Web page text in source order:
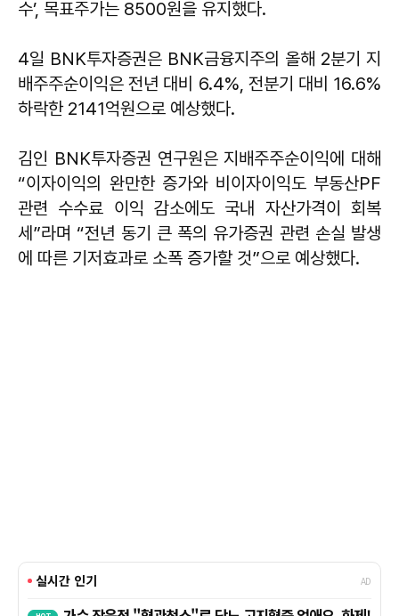
수’, 목표주가는 8500원을 유지했다.
4일 BNK투자증권은 BNK금융지주의 올해 2분기 지
배주주순이익은 전년 대비 6.4%, 전분기 대비 16.6%
하락한 2141억원으로 예상했다.
김인 BNK투자증권 연구원은 지배주주순이익에 대해
“이자이익의 완만한 증가와 비이자이익도 부동산PF
관련 수수료 이익 감소에도 국내 자산가격이 회복
세”라며 “전년 동기 큰 폭의 유가증권 관련 손실 발생
에 따른 기저효과로 소폭 증가할 것”으로 예상했다.